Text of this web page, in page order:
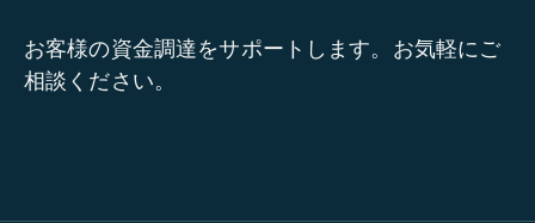
お客様の資金調達をサポートします。お気軽にご
相談ください。